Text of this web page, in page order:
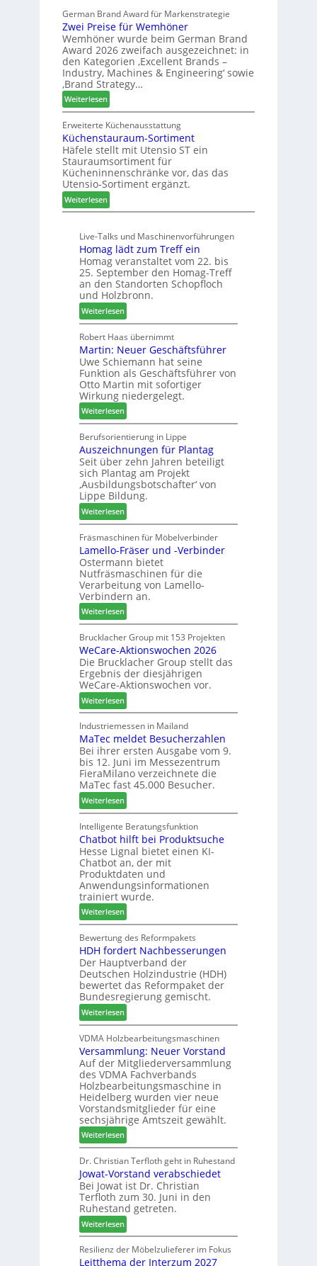
t
Z
u
k
u
n
f
t
s
t
F
ü
h
r
u
n
g
a
n
v
e
d
i
u
n
d
H
u
b
t
e
x
s
t
e
n
a
u
s
German Brand Award für Markenstrategie
Zwei Preise für Wemhöner
Wemhöner wurde beim German Brand
Award 2026 zweifach ausgezeichnet: in
den Kategorien ‚Excellent Brands –
Industry, Machines & Engineering‘ sowie
‚Brand Strategy…
Weiterlesen:
Z
w
e
i
P
r
e
i
s
f
ü
r
W
e
m
h
ö
n
e
r
Erweiterte Küchenausstattung
Küchenstauraum-Sortiment
Häfele stellt mit Utensio ST ein
Stauraumsortiment für
Kücheninnenschränke vor, das das
Utensio-Sortiment ergänzt.
Weiterlesen:
K
c
h
e
n
s
t
a
u
r
a
u
m
-
S
o
r
t
i
m
e
n
t
Live-Talks und Maschinenvorführungen
Homag lädt zum Treff ein
Homag veranstaltet vom 22. bis
25. September den Homag-Treff
an den Standorten Schopfloch
und Holzbronn.
Weiterlesen:
H
o
m
a
g
l
ä
d
t
z
u
m
T
r
e
f
f
e
i
n
Robert Haas übernimmt
Martin: Neuer Geschäftsführer
Uwe Schiemann hat seine
Funktion als Geschäftsführer von
Otto Martin mit sofortiger
Wirkung niedergelegt.
Weiterlesen:
M
a
r
t
i
n
:
N
e
u
e
r
G
e
s
c
h
ä
f
t
s
f
ü
h
r
e
r
Berufsorientierung in Lippe
Auszeichnungen für Plantag
Seit über zehn Jahren beteiligt
sich Plantag am Projekt
‚Ausbildungsbotschafter‘ von
Lippe Bildung.
Weiterlesen:
A
u
s
z
e
i
c
h
n
u
n
g
e
n
f
ü
r
P
l
a
n
t
a
g
Fräsmaschinen für Möbelverbinder
Lamello-Fräser und -Verbinder
Ostermann bietet
Nutfräsmaschinen für die
Verarbeitung von Lamello-
Verbindern an.
Weiterlesen:
L
a
m
e
l
l
o
-
F
r
ä
s
e
r
u
n
d
-
V
e
r
b
i
n
e
r
Brucklacher Group mit 153 Projekten
WeCare-Aktionswochen 2026
Die Brucklacher Group stellt das
Ergebnis der diesjährigen
WeCare-Aktionswochen vor.
Weiterlesen:
W
e
C
a
r
e
-
A
k
t
i
o
n
s
w
o
c
h
e
n
2
0
2
6
Industriemessen in Mailand
MaTec meldet Besucherzahlen
Bei ihrer ersten Ausgabe vom 9.
bis 12. Juni im Messezentrum
FieraMilano verzeichnete die
MaTec fast 45.000 Besucher.
Weiterlesen:
M
a
T
e
c
m
e
l
d
e
t
B
e
s
u
c
h
e
r
z
a
h
l
e
n
Intelligente Beratungsfunktion
Chatbot hilft bei Produktsuche
Hesse Lignal bietet einen KI-
Chatbot an, der mit
Produktdaten und
Anwendungsinformationen
trainiert wurde.
Weiterlesen:
C
h
a
t
b
o
t
h
i
l
t
b
e
i
P
r
o
u
k
t
s
u
c
e
Bewertung des Reformpakets
HDH fordert Nachbesserungen
Der Hauptverband der
Deutschen Holzindustrie (HDH)
bewertet das Reformpaket der
Bundesregierung gemischt.
Weiterlesen:
H
D
H
f
o
r
d
e
r
t
N
a
c
h
b
e
s
e
VDMA Holzbearbeitungsmaschinen
Versammlung: Neuer Vorstand
Auf der Mitgliederversammlung
des VDMA Fachverbands
Holzbearbeitungsmaschine in
Heidelberg wurden vier neue
Vorstandsmitglieder für eine
sechsjährige Amtszeit gewählt.
Weiterlesen:
V
e
r
s
a
m
m
l
u
n
Dr. Christian Terfloth geht in Ruhestand
Jowat-Vorstand verabschiedet
Bei Jowat ist Dr. Christian
Terfloth zum 30. Juni in den
Ruhestand getreten.
Weiterlesen:
J
o
w
Resilienz der Möbelzulieferer im Fokus
Leitthema der Interzum 2027